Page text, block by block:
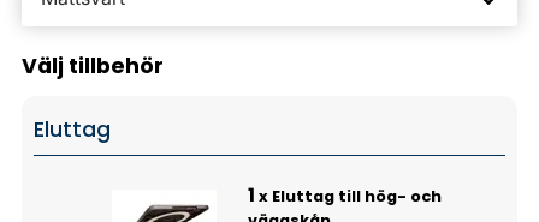
Välj tillbehör
Eluttag
1 x Eluttag till hög- och